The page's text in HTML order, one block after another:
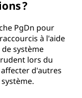
?
PgDn pour
à l'aide
système
lors du
d'autres